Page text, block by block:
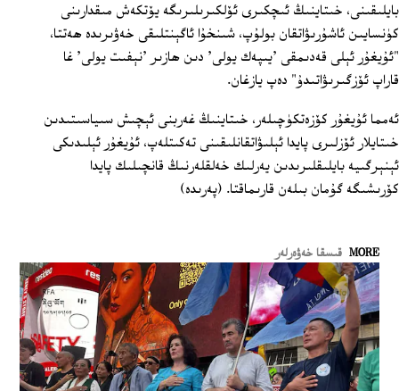
بايلىقىنى، خىتاينىڭ ئىچكىرى ئۆلكىرىلىرىگە يۆتكەش مىقدارىنى
كۈنسايىن ئاشۇرىۋاتقان بولۇپ، شىنخۇا ئاگېنتلىقى خەۋىرىدە ھەتتا،
"ئۇيغۇر ئېلى قەدىمقى 'يىپەك يولى' دىن ھازىر 'نېفىت يولى' غا
قاراپ ئۆزگىرىۋاتىدۇ" دەپ يازغان.
ئەمما ئۇيغۇر كۆزەتكۈچىلەر، خىتاينىڭ غەربنى ئېچىش سىياسىتىدىن
خىتايلار ئۆزلىرى پايدا ئېلىۋاتقانلىقىنى تەكىتلەپ، ئۇيغۇر ئېلىدىكى
ئېنېرگىيە بايلىقلىرىدىن يەرلىك خەلقلەرنىڭ قانچىلىك پايدا
كۆرىشىگە گۇمان بىلەن قارىماقتا. (پەرىدە)
MORE قىسقا خەۋەرلەر